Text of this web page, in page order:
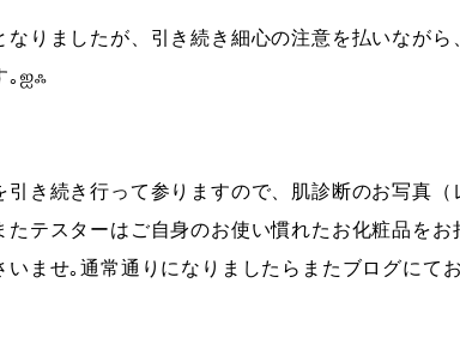
なりましたが、引き続き細心の注意を払いながら
｡ஐஃ
引き続き行って参りますので、肌診断のお写真（
テスターはご自身のお使い慣れたお化粧品をお
いませ｡通常通りになりましたらまたブログにて